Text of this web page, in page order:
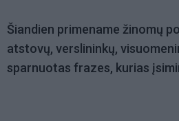
Šiandien primename žinomų
atstovų, verslininkų,
sparnuotas frazes, kurias